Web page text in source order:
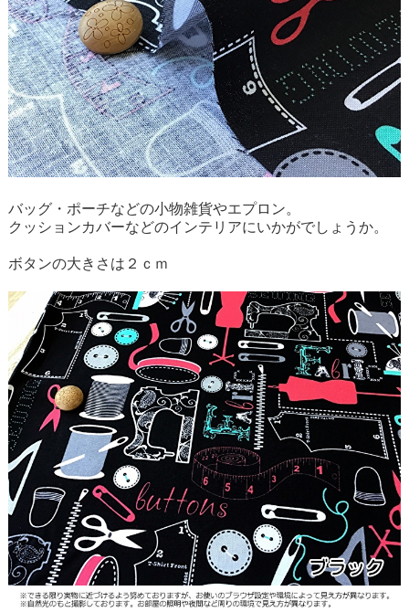
バッグ・ポーチなどの小物雑貨やエプロン。
クッションカバーなどのインテリアにいかがでしょうか。
ボタンの大きさは２ｃｍ